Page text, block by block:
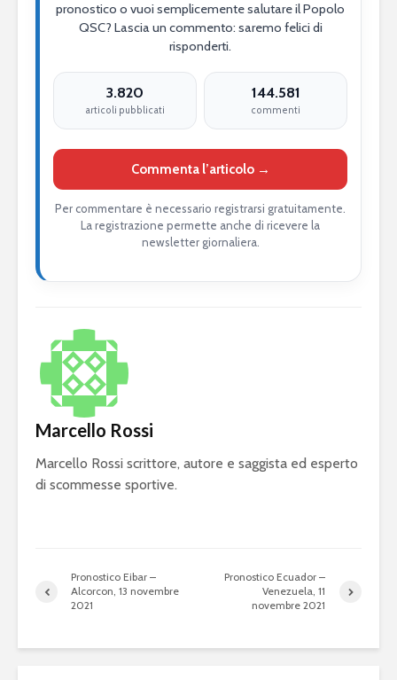
pronostico o vuoi semplicemente salutare il Popolo
QSC? Lascia un commento: saremo felici di
risponderti.
3.820
articoli pubblicati
144.581
commenti
Commenta l’articolo →
Per commentare è necessario registrarsi gratuitamente.
La registrazione permette anche di ricevere la
newsletter giornaliera.
Marcello Rossi
Marcello Rossi scrittore, autore e saggista ed esperto
di scommesse sportive.
Pronostico Eibar –
Alcorcon, 13 novembre
2021
Pronostico Ecuador –
Venezuela, 11
novembre 2021